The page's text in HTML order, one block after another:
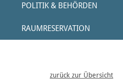
POLITIK & BEHÖRDEN
RAUMRESERVATION
zurück zur Übersicht